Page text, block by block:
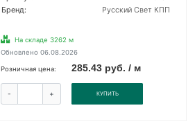
Бренд:
Русский Свет КПП
На складе 3262 м
Обновлено 06.08.2026
Розничная цена: 285.43 руб. / м
- + КУПИТЬ